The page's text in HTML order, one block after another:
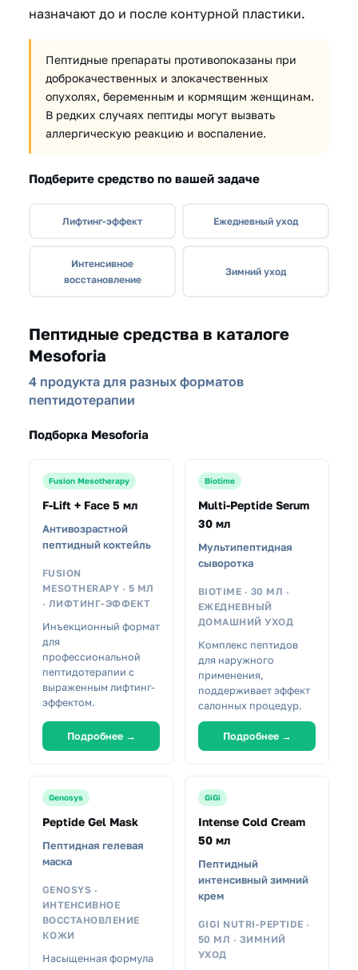
назначают до и после контурной пластики.
Пептидные препараты противопоказаны при
доброкачественных и злокачественных
опухолях, беременным и кормящим женщинам.
В редких случаях пептиды могут вызвать
аллергическую реакцию и воспаление.
Подберите средство по вашей задаче
Лифтинг-эффект Ежедневный уход
Интенсивное
восстановление
Зимний уход
Пептидные средства в каталоге
Mesoforia
4 продукта для разных форматов
пептидотерапии
Подборка Mesoforia
Fusion Mesotherapy
F-Lift + Face 5 мл
Антивозрастной
пептидный коктейль
FUSION
MESOTHERAPY · 5 МЛ
· ЛИФТИНГ-ЭФФЕКТ
Инъекционный формат
для
профессиональной
пептидотерапии с
выраженным лифтинг-
эффектом.
Подробнее →
Biotime
Multi-Peptide Serum
30 мл
Мультипептидная
сыворотка
BIOTIME · 30 МЛ ·
ЕЖЕДНЕВНЫЙ
ДОМАШНИЙ УХОД
Комплекс пептидов
для наружного
применения,
поддерживает эффект
салонных процедур.
Подробнее →
Genosys
Peptide Gel Mask
Пептидная гелевая
маска
GENOSYS ·
ИНТЕНСИВНОЕ
ВОССТАНОВЛЕНИЕ
КОЖИ
Насыщенная формула
GiGi
Intense Cold Cream
50 мл
Пептидный
интенсивный зимний
крем
GIGI NUTRI-PEPTIDE ·
50 МЛ · ЗИМНИЙ
УХОД